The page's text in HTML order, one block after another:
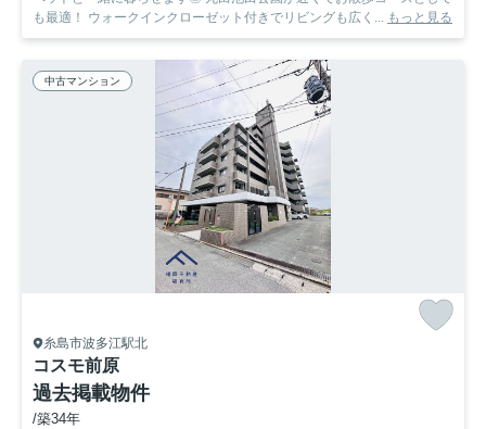
も最適！ ウォークインクローゼット付きでリビングも広く... もっと見る
中古マンション
糸島市波多江駅北
コスモ前原
過去掲載物件
/築34年